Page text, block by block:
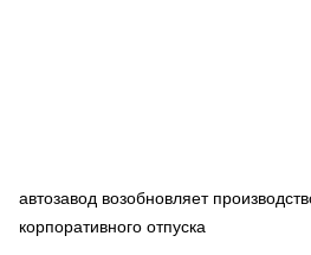
СПЕЦПРОЕКТЫ
МЕРОПРИЯТИЯ
автозавод возобновляет
корпоративного отпуска